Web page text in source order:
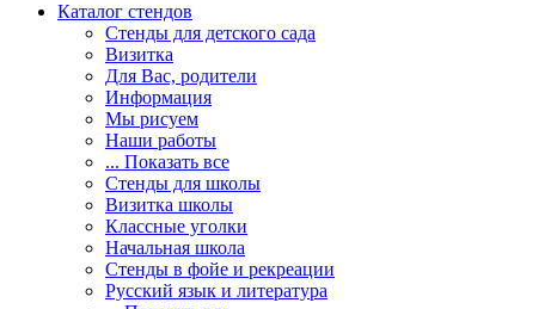
Каталог стендов
Стенды для детского сада
Визитка
Для Вас, родители
Информация
Мы рисуем
Наши работы
... Показать все
Стенды для школы
Визитка школы
Классные уголки
Начальная школа
Стенды в фойе и рекреации
Русский язык и литература